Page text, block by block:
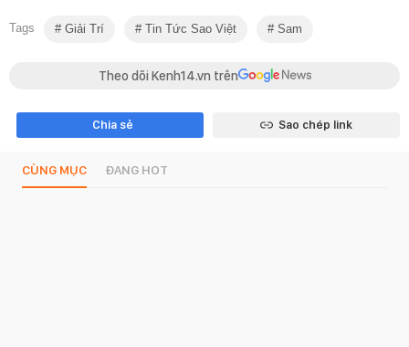
Tags Giải Trí Tin Tức Sao Việt Sam
Theo dõi Kenh14.vn trên
Chia sẻ Sao chép link
CÙNG MỤC ĐANG HOT